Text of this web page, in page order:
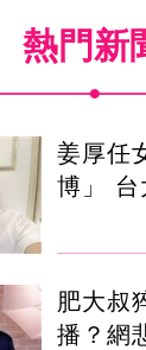
熱門新
姜厚任
博」 台
肥大叔
播？網